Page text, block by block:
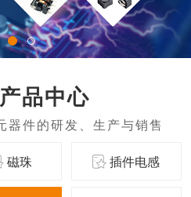
产品中心
磁珠 插件电感